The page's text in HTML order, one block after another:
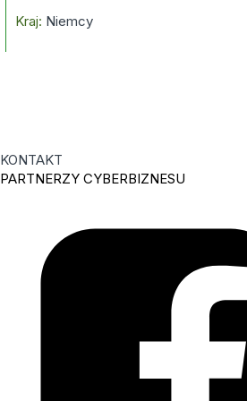
Kraj: Niemcy
KONTAKT
PARTNERZY CYBERBIZNESU